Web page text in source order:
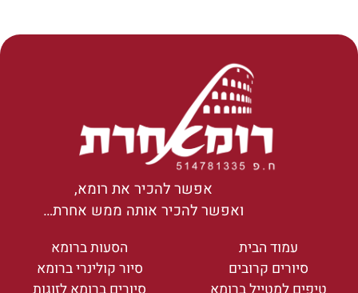
אפשר להכיר את רומא,
ואפשר להכיר אותה ממש אחרת…
עמוד הבית
סיורים קרובים
הסעות ברומא
סיור קולינרי ברומא